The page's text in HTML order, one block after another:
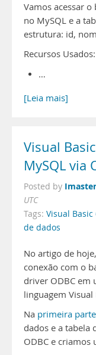
Vamos acessar
no MySQL e a
estrutura: id,
Recursos Usados:
…
[Leia mais]
Visual
MySQL via
Posted by
UTC
Tags: Visual Basic
de dados
No artigo de
conexão com o
driver ODBC em
linguagem Visual
Na primeira
dados e a tabela
ODBC e criamos